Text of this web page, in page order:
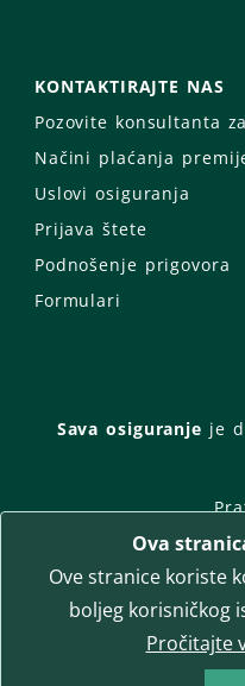
KONTAKTIRAJTE NAS
Pozovite konsultanta
Načini plaćanja
Uslovi osiguranja
Prijava štete
Podnošenje prigovora
Formulari
Sava osiguranje je
Facebook
LinkedIn
T-media d.o.o. |
Ova
Ove stranice koriste
boljeg korisničkog
Pročitajte